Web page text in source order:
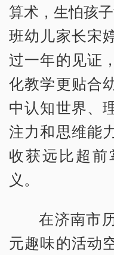
算术，生怕孩子
班幼儿家长宋
过一年的见证
化教学更贴合
中认知世界、
注力和思维能
收获远比超
义。
在济南市
元趣味的活动